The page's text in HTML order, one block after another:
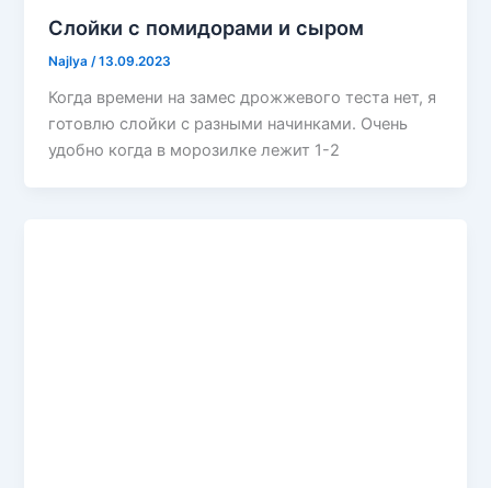
Слойки с помидорами и сыром
Najlya/13.09.2023
Когда времени на замес дрожжевого теста нет, я
готовлю слойки с разными начинками. Очень
удобно когда в морозилке лежит 1-2